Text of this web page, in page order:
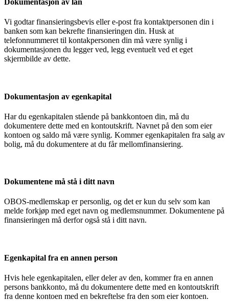
Dokumentasjon av lån
Vi godtar finansieringsbevis eller e-post fra kontaktpersonen din i
banken som kan bekrefte finansieringen din. Husk at
telefonnummeret til kontakpersonen din må være synlig i
dokumentasjonen du legger ved, legg eventuelt ved et eget
skjermbilde av dette.
Dokumentasjon av egenkapital
Har du egenkapitalen stående på bankkontoen din, må du
dokumentere dette med en kontoutskrift. Navnet på den som eier
kontoen og saldo må være synlig. Kommer egenkapitalen fra salg av
bolig, må du dokumentere at du får mellomfinansiering.
Dokumentene må stå i ditt navn
OBOS-medlemskap er personlig, og det er kun du selv som kan
melde forkjøp med eget navn og medlemsnummer. Dokumentene på
finansieringen må derfor også stå i ditt navn.
Egenkapital fra en annen person
Hvis hele egenkapitalen, eller deler av den, kommer fra en annen
persons bankkonto, må du dokumentere dette med en kontoutskrift
fra denne kontoen med en bekreftelse fra den som eier kontoen.